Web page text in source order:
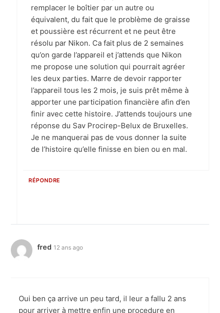
remplacer le boîtier par un autre ou
équivalent, du fait que le problème de graisse
et poussière est récurrent et ne peut être
résolu par Nikon. Ca fait plus de 2 semaines
qu’on garde l’appareil et j’attends que Nikon
me propose une solution qui pourrait agréer
les deux parties. Marre de devoir rapporter
l’appareil tous les 2 mois, je suis prêt même à
apporter une participation financière afin d’en
finir avec cette histoire. J’attends toujours une
réponse du Sav Procirep-Belux de Bruxelles.
Je ne manquerai pas de vous donner la suite
de l’histoire qu’elle finisse en bien ou en mal.
RÉPONDRE
fred 12 ans ago
Oui ben ça arrive un peu tard, il leur a fallu 2 ans
pour arriver à mettre enfin une procedure en